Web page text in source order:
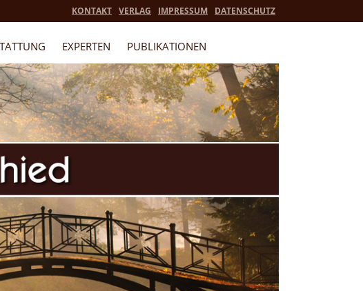
KONTAKT VERLAG IMPRESSUM DATENSCHUTZ
EXPERTEN PUBLIKATIONEN